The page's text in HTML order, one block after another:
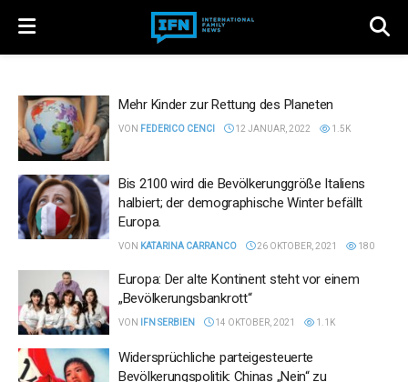
Mehr Kinder zur Rettung des Planeten
VON FEDERICO CENCI 12 JANUAR, 2022 1.5K
Bis 2100 wird die Bevölkerunggröße Italiens
halbiert; der demographische Winter befällt
Europa.
VON KATARINA CARRANCO 26 OKTOBER, 2021 180
Europa: Der alte Kontinent steht vor einem
„Bevölkerungsbankrott“
VON IFN SERBIEN 14 OKTOBER, 2021 1.1K
Widersprüchliche parteigesteuerte
Bevölkerungspolitik: Chinas „Nein“ zu